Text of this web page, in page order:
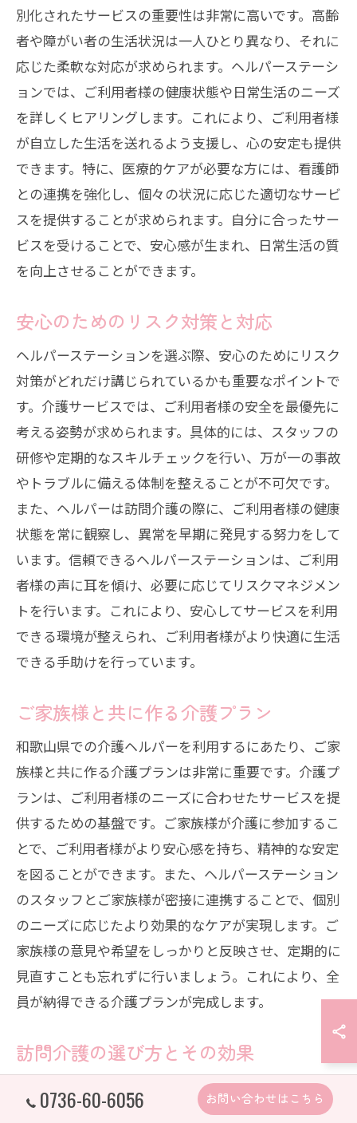
別化されたサービスの重要性は非常に高いです。高齢
者や障がい者の生活状況は一人ひとり異なり、それに
応じた柔軟な対応が求められます。ヘルパーステーシ
ョンでは、ご利用者様の健康状態や日常生活のニーズ
を詳しくヒアリングします。これにより、ご利用者様
が自立した生活を送れるよう支援し、心の安定も提供
できます。特に、医療的ケアが必要な方には、看護師
との連携を強化し、個々の状況に応じた適切なサービ
スを提供することが求められます。自分に合ったサー
ビスを受けることで、安心感が生まれ、日常生活の質
を向上させることができます。
安心のためのリスク対策と対応
ヘルパーステーションを選ぶ際、安心のためにリスク
対策がどれだけ講じられているかも重要なポイントで
す。介護サービスでは、ご利用者様の安全を最優先に
考える姿勢が求められます。具体的には、スタッフの
研修や定期的なスキルチェックを行い、万が一の事故
やトラブルに備える体制を整えることが不可欠です。
また、ヘルパーは訪問介護の際に、ご利用者様の健康
状態を常に観察し、異常を早期に発見する努力をして
います。信頼できるヘルパーステーションは、ご利用
者様の声に耳を傾け、必要に応じてリスクマネジメン
トを行います。これにより、安心してサービスを利用
できる環境が整えられ、ご利用者様がより快適に生活
できる手助けを行っています。
ご家族様と共に作る介護プラン
和歌山県での介護ヘルパーを利用するにあたり、ご家
族様と共に作る介護プランは非常に重要です。介護プ
ランは、ご利用者様のニーズに合わせたサービスを提
供するための基盤です。ご家族様が介護に参加するこ
とで、ご利用者様がより安心感を持ち、精神的な安定
を図ることができます。また、ヘルパーステーション
のスタッフとご家族様が密接に連携することで、個別
のニーズに応じたより効果的なケアが実現します。ご
家族様の意見や希望をしっかりと反映させ、定期的に
見直すことも忘れずに行いましょう。これにより、全
員が納得できる介護プランが完成します。
訪問介護の選び方とその効果
訪問介護の選び方は、和歌山県内のヘルパーステーシ
ョンを利用する際に重要なポイントです。まずは、サ
0736-60-6056 お問い合わせはこちら